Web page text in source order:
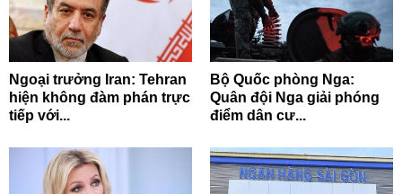
Ngoại trưởng Iran: Tehran
hiện không đàm phán trực
tiếp với...
Bộ Quốc phòng Nga:
Quân đội Nga giải phóng
điểm dân cư...